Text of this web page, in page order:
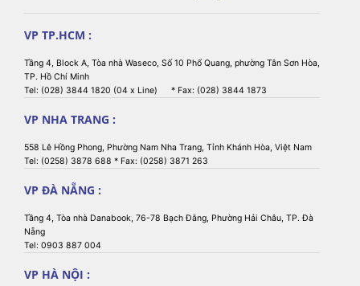
VP TP.HCM :
Tầng 4, Block A, Tòa nhà Waseco, Số 10 Phổ Quang, phường Tân Sơn Hòa,
TP. Hồ Chí Minh
Tel: (028) 3844 1820 (04 x Line) * Fax: (028) 3844 1873
VP NHA TRANG :
558 Lê Hồng Phong, Phường Nam Nha Trang, Tỉnh Khánh Hòa, Việt Nam
Tel: (0258) 3878 688 * Fax: (0258) 3871 263
VP ĐÀ NẴNG :
Tầng 4, Tòa nhà Danabook, 76-78 Bạch Đằng, Phường Hải Châu, TP. Đà
Nẵng
Tel: 0903 887 004
VP HÀ NỘI :